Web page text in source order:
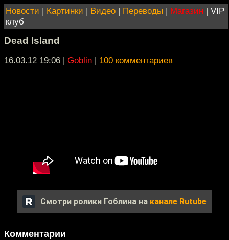
Новости | Картинки | Видео | Переводы | Магазин | VIP
клуб
Dead Island
16.03.12 19:06 | Goblin | 100 комментариев
Смотри ролики Гоблина на канале Rutube
Комментарии